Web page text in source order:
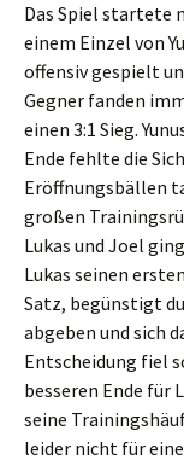
Das Spiel startete
einem Einzel von
offensiv gespielt
Gegner fanden
einen 3:1 Sieg.
Ende fehlte die
Eröffnungsbällen
großen
Lukas und Joel
Lukas seinen
Satz, begünstigt
abgeben und sich
Entscheidung fiel
besseren Ende für
seine
leider nicht für